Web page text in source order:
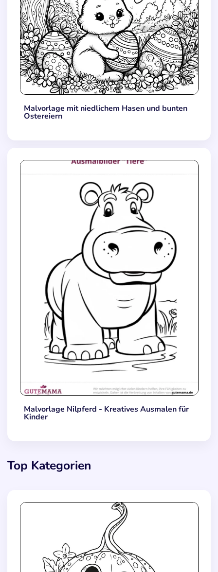
Malvorlage mit niedlichem Hasen und bunten
Ostereiern
Malvorlage Nilpferd - Kreatives Ausmalen für
Kinder
Top Kategorien